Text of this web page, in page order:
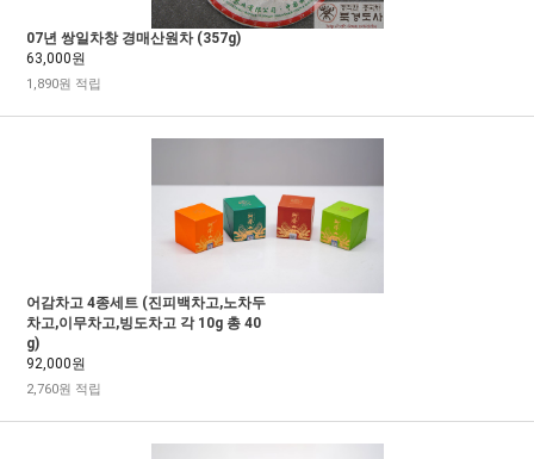
07년 쌍일차창 경매산원차 (357g)
63,000원
1,890원 적립
어감차고 4종세트 (진피백차고,노차두
차고,이무차고,빙도차고 각 10g 총 40
g)
92,000원
2,760원 적립